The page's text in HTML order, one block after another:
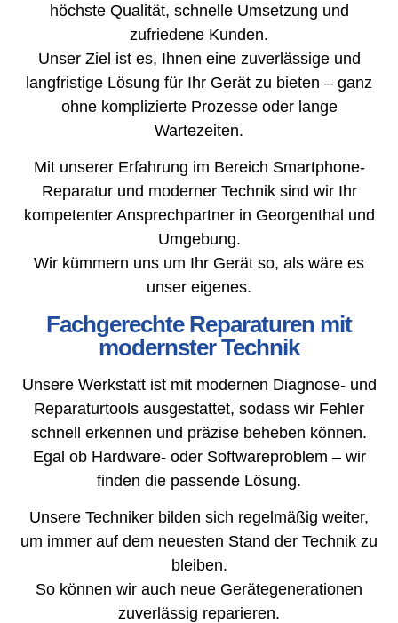
höchste Qualität, schnelle Umsetzung und
zufriedene Kunden.
Unser Ziel ist es, Ihnen eine zuverlässige und
langfristige Lösung für Ihr Gerät zu bieten – ganz
ohne komplizierte Prozesse oder lange
Wartezeiten.
Mit unserer Erfahrung im Bereich Smartphone-
Reparatur und moderner Technik sind wir Ihr
kompetenter Ansprechpartner in Georgenthal und
Umgebung.
Wir kümmern uns um Ihr Gerät so, als wäre es
unser eigenes.
Fachgerechte Reparaturen mit
modernster Technik
Unsere Werkstatt ist mit modernen Diagnose- und
Reparaturtools ausgestattet, sodass wir Fehler
schnell erkennen und präzise beheben können.
Egal ob Hardware- oder Softwareproblem – wir
finden die passende Lösung.
Unsere Techniker bilden sich regelmäßig weiter,
um immer auf dem neuesten Stand der Technik zu
bleiben.
So können wir auch neue Gerätegenerationen
zuverlässig reparieren.